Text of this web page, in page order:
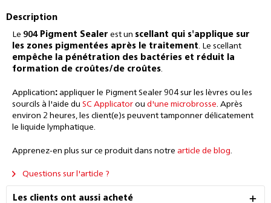
Description
Le 904 Pigment Sealer est un scellant qui s'applique sur
les zones pigmentées après le traitement. Le scellant
empêche la pénétration des bactéries et réduit la
formation de croûtes/de croûtes.
Application: appliquer le Pigment Sealer 904 sur les lèvres ou les
sourcils à l'aide du SC Applicator ou d'une microbrosse. Après
environ 2 heures, les client(e)s peuvent tamponner délicatement
le liquide lymphatique.
Apprenez-en plus sur ce produit dans notre article de blog.
Questions sur l'article ?
Les clients ont aussi acheté